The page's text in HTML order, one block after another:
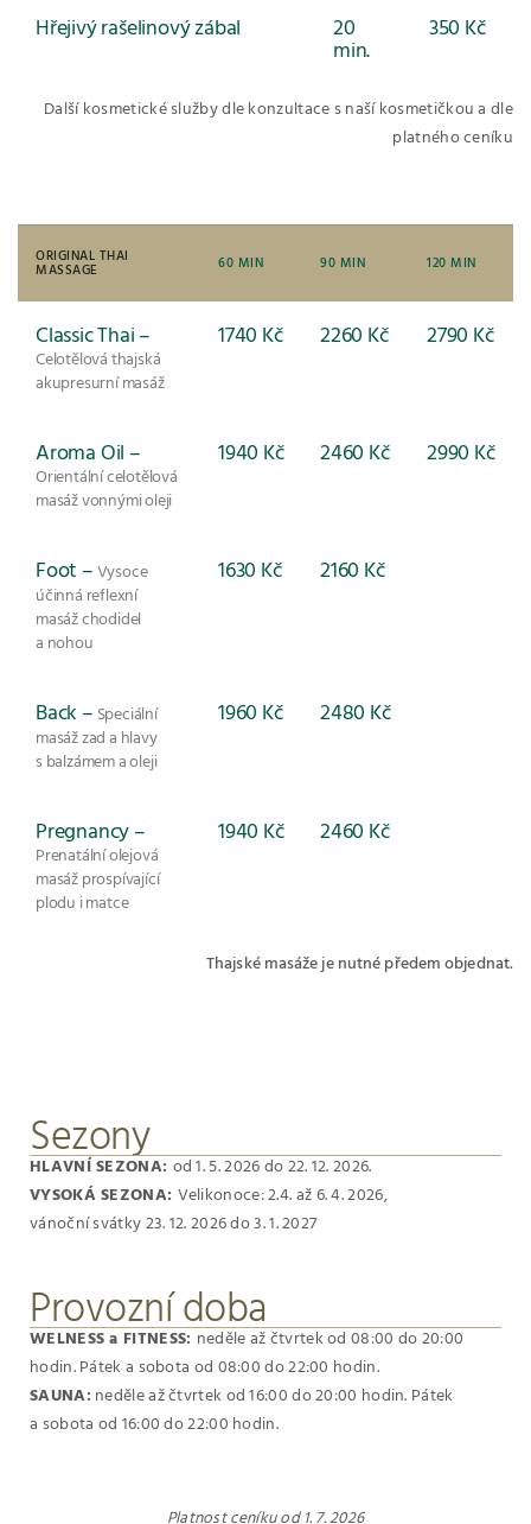
Hřejivý rašelinový zábal 20
min.
350 Kč
Další kosmetické služby dle konzultace s naší kosmetičkou a dle
platného ceníku
ORIGINAL THAI
MASSAGE 60 MIN 90 MIN 120 MIN
Classic Thai –
Celotělová thajská
akupresurní masáž
1740 Kč 2260 Kč 2790 Kč
Aroma Oil –
Orientální celotělová
masáž vonnými oleji
1940 Kč 2460 Kč 2990 Kč
Foot –Vysoce
účinná reflexní
masáž chodidel
a nohou
1630 Kč 2160 Kč
Back – Speciální
masáž zad a hlavy
s balzámem a oleji
1960 Kč 2480 Kč
Pregnancy –
Prenatální olejová
masáž prospívající
plodu i matce
1940 Kč 2460 Kč
Thajské masáže je nutné předem objednat.
Sezony
HLAVNÍ SEZONA: od 1. 5. 2026 do 22. 12. 2026.
VYSOKÁ SEZONA: Velikonoce: 2.4. až 6. 4. 2026,
vánoční svátky 23. 12. 2026 do 3. 1. 2027
Provozní doba
WELNESS a FITNESS: neděle až čtvrtek od 08:00 do 20:00
hodin. Pátek a sobota od 08:00 do 22:00 hodin.
SAUNA: neděle až čtvrtek od 16:00 do 20:00 hodin. Pátek
a sobota od 16:00 do 22:00 hodin.
Platnost ceníku od 1. 7. 2026